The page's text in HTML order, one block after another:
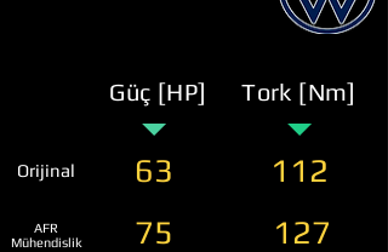
Güç [HP] Tork [Nm]
Orijinal 63 112
AFR
Mühendislik
75 127